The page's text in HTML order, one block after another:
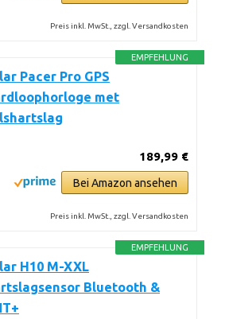
Preis inkl. MwSt., zzgl. Versandkosten
EMPFEHLUNG
Pacer Pro GPS
met
189,99 €
Bei Amazon ansehen
Preis inkl. MwSt., zzgl. Versandkosten
EMPFEHLUNG
H10 M-XXL
Bluetooth &